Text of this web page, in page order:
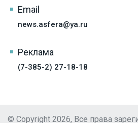
Email
news.asfera@ya.ru
Реклама
(7-385-2) 27-18-18
© Copyright 2026, Все права